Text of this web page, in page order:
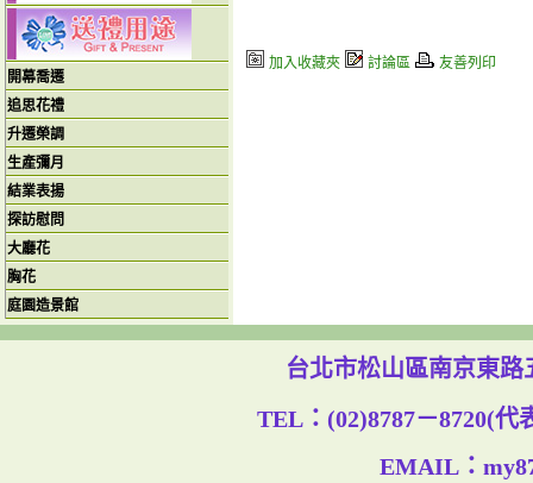
開幕喬遷
追思花禮
升遷榮調
生產彌月
結業表揚
探訪慰問
大廳花
胸花
庭園造景館
加入收藏夾 討論區 友善列印
台北市松山區南京東路
TEL：(02)8787－8720(
EMAIL：